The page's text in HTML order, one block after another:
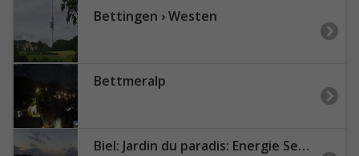
Bettingen › Westen
Bettmeralp
Biel: Jardin du paradis: Energie Service Biel